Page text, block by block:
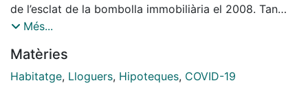
de l’esclat de la bombolla immobiliària el 2008. Tan
aviat com les mesures de confinament esdevenien
començava a trontollar. Els acomiadaments i la pèrdua
general d’ingressos contrastaven amb la immobilitat
Més...
Matèries
Habitatge, Lloguers, Hipoteques, COVID-19